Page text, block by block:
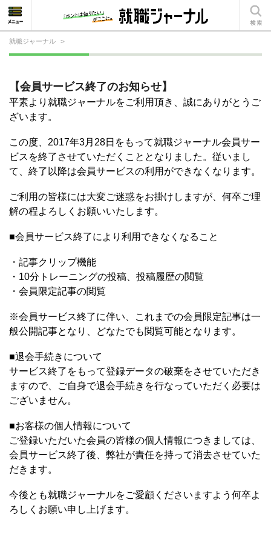
就職ジャーナル >
【会員サービス終了のお知らせ】
平素より就職ジャーナルをご利用頂き、誠にありがとうご
ざいます。
この度、2017年3月28日をもって就職ジャーナル会員サー
ビスを終了させていただくこととなりました。従いまし
て、終了以降は会員サービスの利用ができなくなります。
ご利用の皆様には大変ご迷惑をお掛けしますが、何卒ご理
解の程よろしくお願いいたします。
■会員サービス終了により利用できなくなること
・記事クリップ機能
・10分トレーニングの投稿、投稿履歴の閲覧
・会員限定記事の閲覧
※会員サービス終了に伴い、これまでの会員限定記事は一
般公開記事となり、どなたでも閲覧可能となります。
■退会手続きについて
サービス終了をもって登録データの破棄をさせていただき
ますので、ご自身で退会手続きを行なっていただく必要は
ございません。
■お客様の個人情報について
ご登録いただいた会員の皆様の個人情報につきましては、
会員サービス終了後、弊社が責任を持って消去させていた
だきます。
今後とも就職ジャーナルをご愛顧くださいますよう何卒よ
ろしくお願い申し上げます。
就活相談
就活ノウハウ
仕事の選び方・ヒント
就活コラム